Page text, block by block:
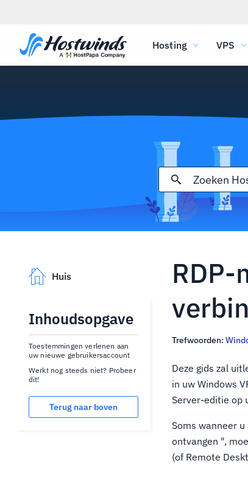
Hosting VPS
Huis
Inhoudsopgave
Toestemmingen verlenen aan
uw nieuwe gebruikersaccount
Werkt nog steeds niet? Probeer
dit!
Terug naar boven
RDP-
Trefwoorden:
Deze gids zal
in uw Windows
Server-editie op
Soms wanneer
ontvangen ",
(of Remote